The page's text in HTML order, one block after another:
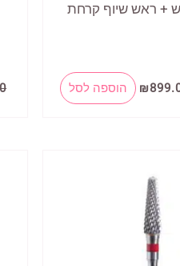
+ ראש שיוף קרחת
₪ המחיר
הנוכחי
הוספה לסל